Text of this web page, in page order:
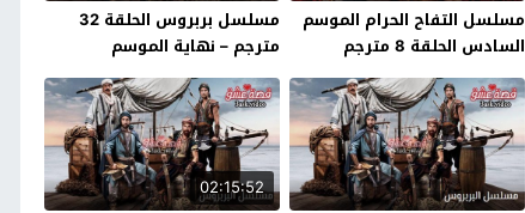
مسلسل التفاح الحرام الموسم
السادس الحلقة 8 مترجم
مسلسل بربروس الحلقة 32
مترجم – نهاية الموسم
02:15:52